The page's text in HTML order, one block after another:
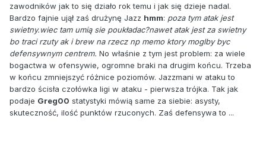
zawodników jak to się działo rok temu i jak się dzieje nadal.
Bardzo fajnie ujął zaś drużynę Jazz hmm: poza tym atak jest
swietny.wiec tam umią sie poukładac?nawet atak jest za swietny
bo traci rzuty ak i brew na rzecz np memo ktory moglby byc
defensywnym centrem. No właśnie z tym jest problem: za wiele
bogactwa w ofensywie, ogromne braki na drugim końcu. Trzeba
w końcu zmniejszyć różnice poziomów. Jazzmani w ataku to
bardzo ścisła czołówka ligi w ataku - pierwsza trójka. Tak jak
podaje Greg00 statystyki mówią same za siebie: asysty,
skuteczność, ilość punktów rzuconych. Zaś defensywa to ...